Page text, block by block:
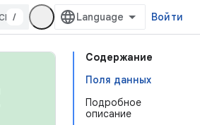
/ Войти
Содержание
Поля данных
Подробное
описание